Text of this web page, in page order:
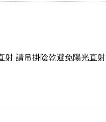
請吊掛陰乾避免陽光直射